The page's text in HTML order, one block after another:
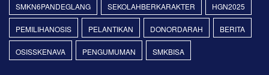
SMKN6PANDEGLANG SEKOLAHBERKARAKTER HGN2025
PEMILIHANOSIS PELANTIKAN DONORDARAH BERITA
OSISSKENAVA PENGUMUMAN SMKBISA